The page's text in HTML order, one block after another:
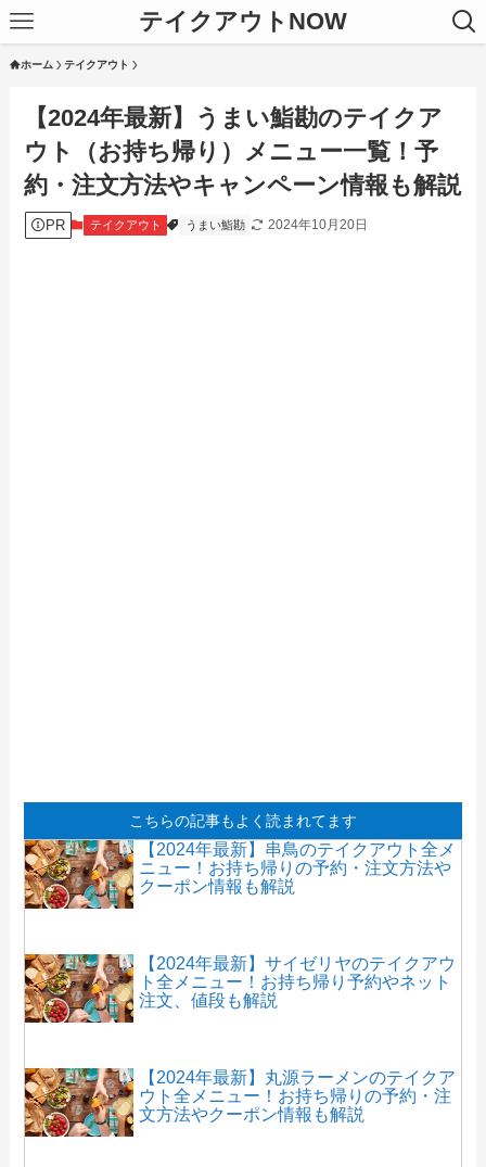
テイクアウトNOW
ホーム テイクアウト
【2024年最新】うまい鮨勘のテイクア
ウト（お持ち帰り）メニュー一覧！予
約・注文方法やキャンペーン情報も解説
PR テイクアウト うまい鮨勘 2024年10月20日
こちらの記事もよく読まれてます
【2024年最新】串鳥のテイクアウト全メ
ニュー！お持ち帰りの予約・注文方法や
クーポン情報も解説
【2024年最新】サイゼリヤのテイクアウ
ト全メニュー！お持ち帰り予約やネット
注文、値段も解説
【2024年最新】丸源ラーメンのテイクア
ウト全メニュー！お持ち帰りの予約・注
文方法やクーポン情報も解説